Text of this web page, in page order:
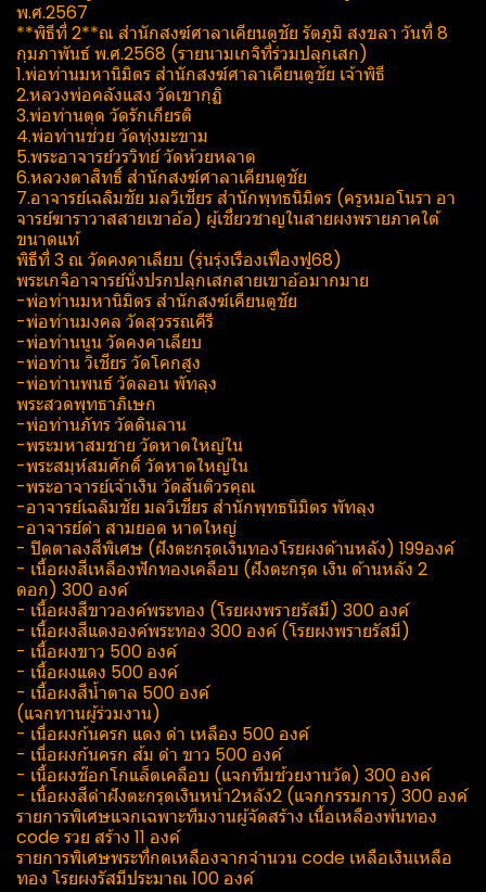
พ.ศ.2567
**พิธีที่ 2**ณ สำนักสงฆ์​ศาลา​เคียน​ตู​ชัย​ รัตภูมิ​ สงขลา​ วันที่ 8
กุมภาพันธ์​ พ.ศ.2568 (รายนามเกจิที่ร่วมปลุกเสก)
1.พ่อท่านมหานิ​มิตร​ สำนักสงฆ์​ศาลา​เคียน​ตู​ชัย​ เจ้าพิธี
2.หลวงพ่อคลังแสง วัดเขา​กุฏิ
3.พ่อท่านตุด วัดรักเกียรติ
4.พ่อท่านช่วย วัดทุ่งมะขาม
5.พระอาจารย์​วรวิทย์​ วัดห้วยหลาด
6.หลวงตาสิทธิ์​ สำนักสงฆ์​ศาลา​เคียน​ตู​ชัย
7.อาจารย์เฉลิม​ชัย มล​วิเชียร​ สำนักพุทธ​นิ​มิตร​ (ครูหมอโนรา อา
จารย์ฆาราวาสสายเขาอ้อ) ผู้เชี่ยวชาญในสายผงพรายภาคใต้
ขนาดแท้
พิธีที่ 3 ณ วัดคงคาเลียบ (รุ่นรุ่งเรือง​เฟื่องฟู​68)
พระเกจิอาจารย์นั่งปรกปลุกเสกสายเขาอ้อมากมาย
-พ่อท่านมหานิมิตร สำนักสงฆ์เคียนตูชัย
-พ่อท่านมงคล วัดสุวรรณคีรี
-พ่อท่านนูน วัดคงคาเลียบ
-พ่อท่าน วิเชียร วัดโคกสูง
-พ่อท่านพนธ์ วัดลอน พัทลุง
พระสวดพุทธาภิเษก
-พ่อท่านภัทร วัดดินลาน
-พระมหาสมชาย วัดหาดใหญ่ใน
-พระสมุห์สมศักดิ์ วัดหาดใหญ่ใน
-พระอาจารย์เจ้าเงิน วัดสันติวรคุณ
-อาจารย์เฉลิม​ชัย​ มล​วิเชียร​ สำนัก​พุทธ​นิ​มิตร​ พัทลุง
-อาจารย์​ดำ สามยอด หาดใหญ่
- ปิดตาลงสีพิเศษ (ฝังตะกรุดเงินทองโรยผงด้านหลัง) 199องค์
- เนื้อผงสีเหลืองฟักทองเคลือบ (ฝังตะกรุด เงิน ด้านหลัง 2
ดอก) 300 องค์
- เนื้อผงสีขาวองค์พระทอง (โรยผงพรายรัสมี) 300 องค์
- เนื้อผงสีแดงองค์พระทอง 300 องค์ (โรยผงพรายรัสมี)
- เนื้อผงขาว 500 องค์
- เนื้อผงแดง 500 องค์
- เนื้อผงสีน้ำตาล 500 องค์
(แจกทานผู้ร่วมงาน)
- เนื่อผงก้นครก แดง ดำ เหลือง 500 องค์
- เนื่อผงก้นครก ส้ม ดำ ขาว 500 องค์
- เนื้อผงช๊อกโกแล็ตเคลือบ ​(แจกทีมช้วยงานวัด) 300 องค์
- เนื้อผงสีดำฝังตะกรุดเงินหน้า2หลัง2 (แจกกรรมการ) 300 องค์
รายการพิเศษแจกเฉพาะ​ทีมงานผู้จัดสร้าง เนื้อเหลืองพ้นทอง
code รวย สร้าง 11 องค์
รายการพิเศษพระที่กดเหลืองจากจำนวน code เหลือเงินเหลือ
ทอง โรยผงรัสมีประมาณ​ 100 องค์